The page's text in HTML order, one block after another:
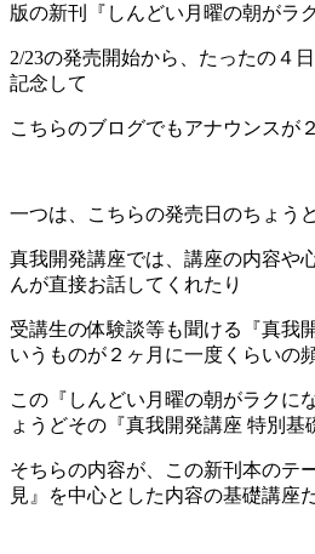
版の新刊『しんどい月曜の朝がラ
2/23の発売開始から、たったの４
記念して
こちらのブログでもアナウンスが
一つは、こちらの発売日のちょう
真我開発講座では、講座の内容や
んが直接お話してくれたり
受講生の体験談等も聞ける『真我
いうものが２ヶ月に一度くらいの
この『しんどい月曜の朝がラクに
ょうどその『真我開発講座 特別基
そちらの内容が、この新刊本のテ
見』を中心とした内容の基礎講